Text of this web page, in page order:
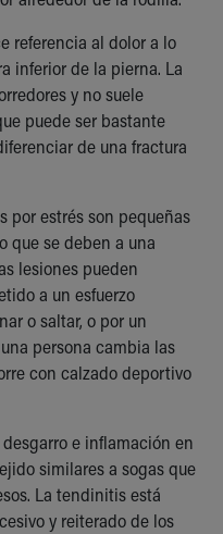
referencia al dolor a lo
inferior de la pierna. La
y no suele
puede ser bastante
de una fractura
por estrés son pequeñas
que se deben a una
lesiones pueden
a un esfuerzo
o saltar, o por un
persona cambia las
con calzado deportivo
e inflamación en
similares a sogas que
La tendinitis está
y reiterado de los